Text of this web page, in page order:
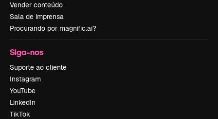
Vender conteúdo
Sala de imprensa
Procurando por magnific.ai?
Siga-nos
Suporte ao cliente
Instagram
YouTube
LinkedIn
TikTok